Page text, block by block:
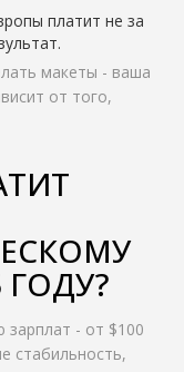
платит не за
макеты - ваша
от того,
ГОДУ?
- от $100
стабильность,